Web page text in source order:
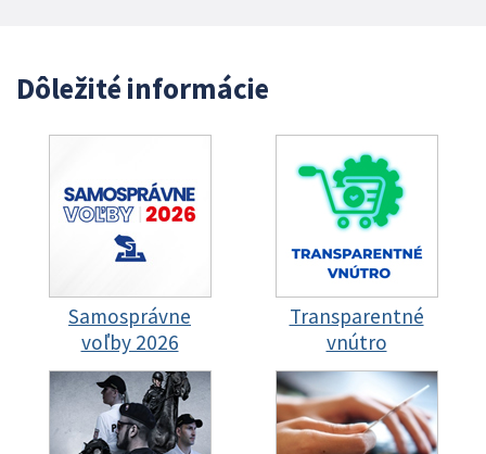
Dôležité informácie
Samosprávne
voľby 2026
Transparentné
vnútro